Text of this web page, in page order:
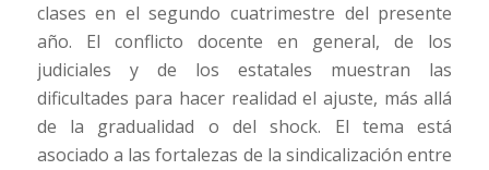
clases en el segundo cuatrimestre del presente
año. El conflicto docente en general, de los
judiciales y de los estatales muestran las
dificultades para hacer realidad el ajuste, más allá
de la gradualidad o del shock. El tema está
asociado a las fortalezas de la sindicalización entre